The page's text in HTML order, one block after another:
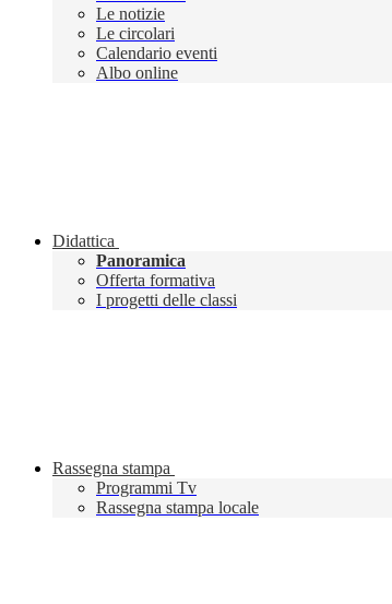
Le notizie
Le circolari
Calendario eventi
Albo online
Didattica
Panoramica
Offerta formativa
I progetti delle classi
Rassegna stampa
Programmi Tv
Rassegna stampa locale